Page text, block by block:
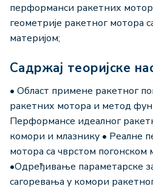
перформанси ракетних
геометрије ракетног мотора
материјом;
Садржај теоријске
• Област примене ракетног
ракетних мотора и метод
Перформансе идеалног
комори и млазнику • Реалне
мотора са чврстом погонском
•Одређивање параметарске
сагоревања у комори